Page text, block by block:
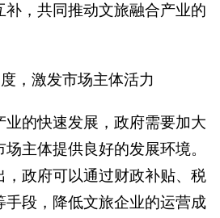
补，共同推动文旅融合产业的
，激发市场主体活力
业的快速发展，政府需要加大
主体提供良好的发展环境。
，政府可以通过财政补贴、税
手段，降低文旅企业的运营成